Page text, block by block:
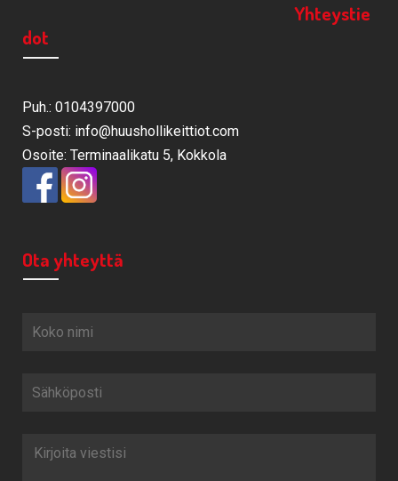
Yhteystie
dot
Puh.: 0104397000
S-posti: info@huushollikeittiot.com
Osoite: Terminaalikatu 5, Kokkola
Ota yhteyttä